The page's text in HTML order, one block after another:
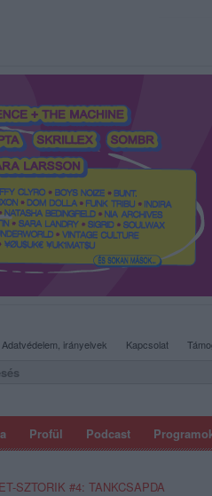
Profül Podcast
Adatvédelem, irányelvek Kapcsolat
SZTORIK #4: TANKCSAPDA
SÜTI